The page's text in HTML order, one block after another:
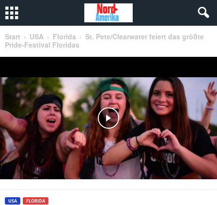
Start USA Florida
St. Pete/Clearwater feiert das größte
Pride-Festival Floridas
USA FLORIDA